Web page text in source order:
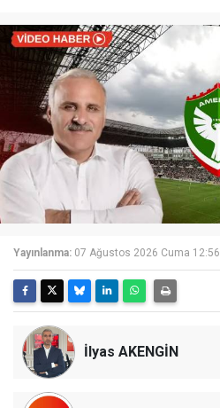
Yayınlanma: 07 Ağustos 2026 Cuma 12:56
İlyas AKENGİN